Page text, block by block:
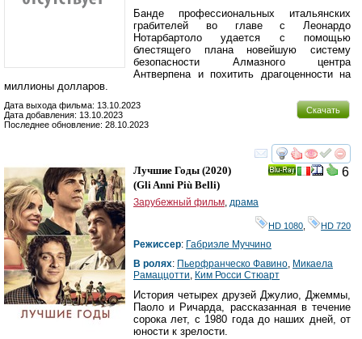
Банде профессиональных итальянских
грабителей во главе с Леонардо
Нотарбартоло удается с помощью
блестящего плана новейшую систему
безопасности Алмазного центра
Антверпена и похитить драгоценности на
миллионы долларов.
Скачать
Дата выхода фильма: 13.10.2023
Дата добавления: 13.10.2023
Последнее обновление: 28.10.2023
смотреть
6
Лучшие Годы (2020)
(Gli Anni Più Belli)
Зарубежный фильм, драма
HD 1080 HD 720
Режиссер: Габриэле Муччино
В ролях: Пьерфранческо Фавино, Микаела
Рамаццотти, Ким Росси Стюарт
История четырех друзей Джулио, Джеммы,
Паоло и Ричарда, рассказанная в течение
сорока лет, с 1980 года до наших дней, от
юности к зрелости.